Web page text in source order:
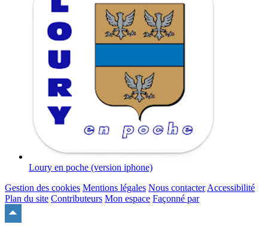
Loury en poche (version iphone)
Gestion des cookies Mentions légales Nous contacter Accessibilité
Plan du site Contributeurs Mon espace Façonné par